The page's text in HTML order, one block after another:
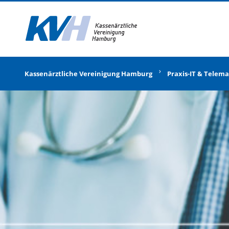
Kassenärztliche Vereinigung Hamburg Praxis-IT &